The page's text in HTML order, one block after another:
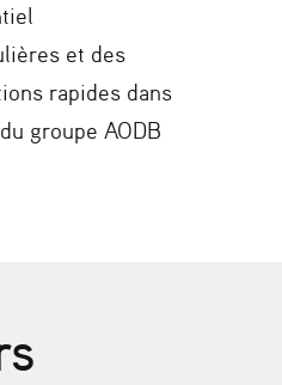
et des
rapides dans
groupe AODB